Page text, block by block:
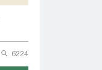
6224